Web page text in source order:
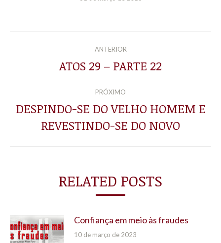
NAVEGAÇÃO
ANTERIOR
Post
ATOS 29 – PARTE 22
PRÓXIMO
Próximo
post:
DESPINDO-SE DO VELHO HOMEM E
REVESTINDO-SE DO NOVO
RELATED POSTS
Confiança em meio às fraudes
10 de março de 2023